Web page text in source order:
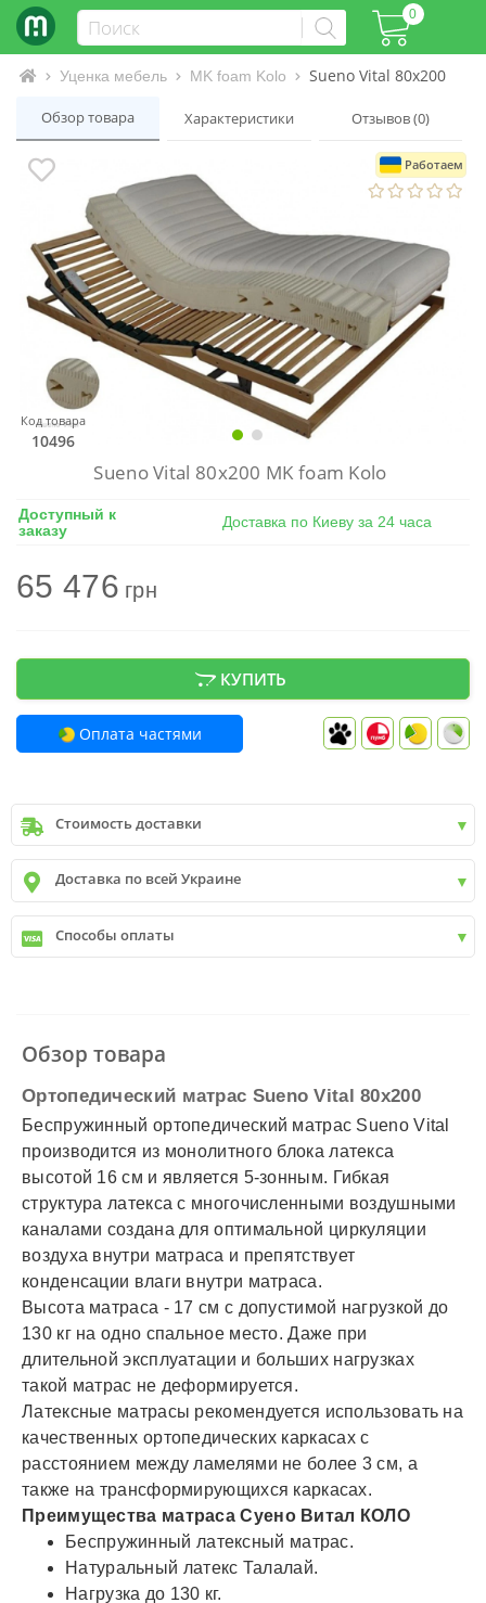
0
Интернет-магазин матрасов и кроватей
Уценка мебель MK foam Kolo Sueno Vital 80x200 MK
Обзор товара Характеристики Отзывов (0)
Работаем
Код товара
10496
Sueno Vital 80x200 MK foam Kolo
Доступный к
заказу
Доставка по Киеву за 24 часа
65 476грн
КУПИТЬ
Оплата частями
Стоимость доставки
Киевдо9999 грн. -400 грн.
Киевот9999 грн - БЕСПЛАТНО
Киев пригород +30 грн\км
Доставка по всей Украине
✓Новая почта
✓Деливери
✓Автолюкс
Способы оплаты
✓ Подробнее
Обзор товара
Ортопедический матрас Sueno Vital 80x200
Беспружинный ортопедический матрас Sueno Vital
производится из монолитного блока латекса
высотой 16 см и является 5-зонным. Гибкая
структура латекса с многочисленными воздушными
каналами создана для оптимальной циркуляции
воздуха внутри матраса и препятствует
конденсации влаги внутри матраса.
Высота матраса - 17 см с допустимой нагрузкой до
130 кг на одно спальное место.Даже при
длительной эксплуатации и больших нагрузках
такой матрас не деформируется.
Латексные матрасы рекомендуется использовать на
качественных ортопедических каркасах с
расстоянием между ламелями не более 3 см, а
также на трансформирующихся каркасах.
Преимущества матраса Суено Витал КОЛО
Беспружинный латексный матрас.
Натуральный латекс Талалай.
Нагрузка до 130 кг.